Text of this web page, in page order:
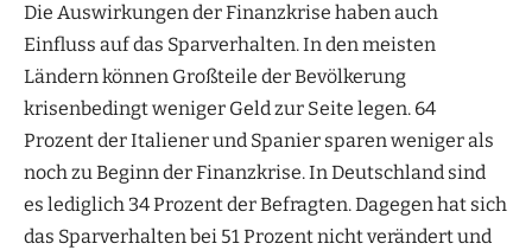
Die Auswirkungen der Finanzkrise haben auch
Einfluss auf das Sparverhalten. In den meisten
Ländern können Großteile der Bevölkerung
krisenbedingt weniger Geld zur Seite legen. 64
Prozent der Italiener und Spanier sparen weniger als
noch zu Beginn der Finanzkrise. In Deutschland sind
es lediglich 34 Prozent der Befragten. Dagegen hat sich
das Sparverhalten bei 51 Prozent nicht verändert und